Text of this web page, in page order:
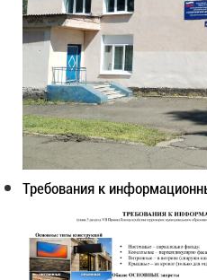
Требования к